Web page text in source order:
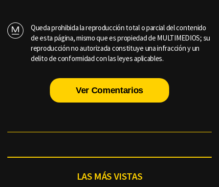
Queda prohibida la reproducción total o parcial del contenido
de esta página, mismo que es propiedad de MULTIMEDIOS; su
reproducción no autorizada constituye una infracción y un
delito de conformidad con las leyes aplicables.
Ver Comentarios
LAS MÁS VISTAS